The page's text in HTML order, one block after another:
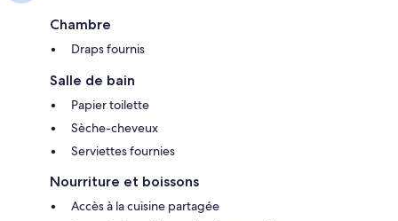
Chambre
Draps fournis
Salle de bain
Papier toilette
Sèche-cheveux
Serviettes fournies
Nourriture et boissons
Accès à la cuisine partagée